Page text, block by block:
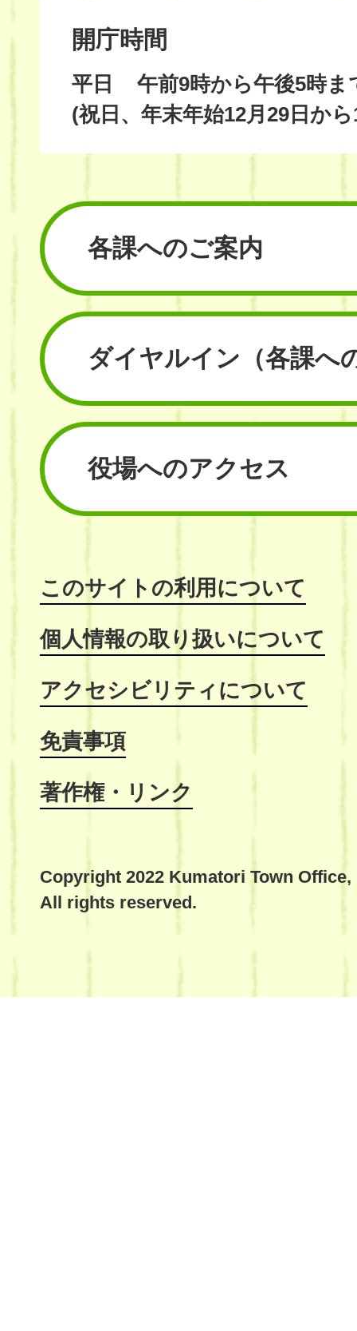
開庁時間
平日
午前9時から午後5時ま
(祝日、年末年始12月29日か
各課へのご案内
ダイヤルイン （各課へ
役場へのアクセス
このサイトの利用について
個人情報の取り扱いについて
アクセシビリティについて
免責事項
著作権・リンク
Copyright 2022 Kumatori Town Office,
All rights reserved.